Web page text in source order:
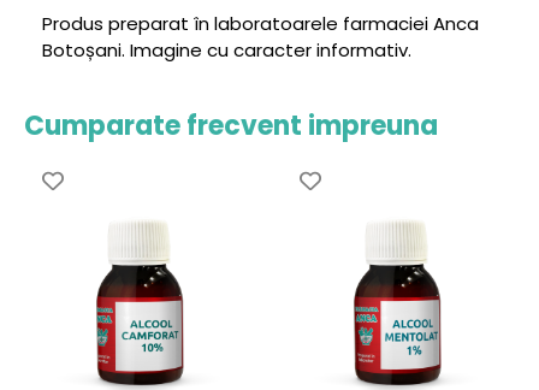
Produs preparat în laboratoarele farmaciei Anca
Botoșani. Imagine cu caracter informativ.
Cumparate frecvent impreuna